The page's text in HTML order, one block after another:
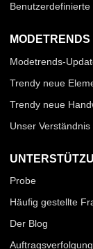
Benutzerdefinierte
MODETRENDS
Modetrends-
Trendy neue
Trendy neue
Unser
Probe
Häufig gestellte
Der Blog
Auftragsverfolgung